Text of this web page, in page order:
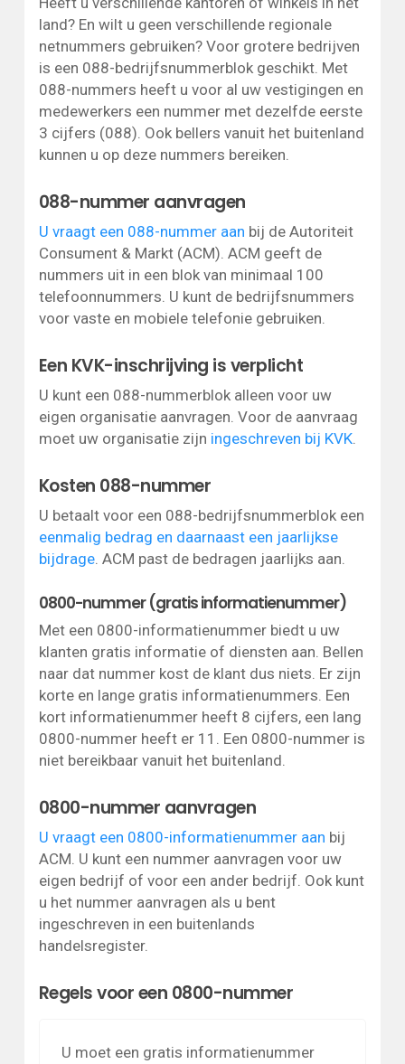
land? En wilt u geen verschillende regionale
netnummers gebruiken? Voor grotere bedrijven
is een 088-bedrijfsnummerblok geschikt. Met
088-nummers heeft u voor al uw vestigingen en
medewerkers een nummer met dezelfde eerste
3 cijfers (088). Ook bellers vanuit het buitenland
kunnen u op deze nummers bereiken.
088-nummer aanvragen
U vraagt een 088-nummer aan bij de Autoriteit
Consument & Markt (ACM). ACM geeft de
nummers uit in een blok van minimaal 100
telefoonnummers. U kunt de bedrijfsnummers
voor vaste en mobiele telefonie gebruiken.
Een KVK-inschrijving is verplicht
U kunt een 088-nummerblok alleen voor uw
eigen organisatie aanvragen. Voor de aanvraag
moet uw organisatie zijn ingeschreven bij KVK.
Kosten 088-nummer
U betaalt voor een 088-bedrijfsnummerblok een
eenmalig bedrag en daarnaast een jaarlijkse
bijdrage. ACM past de bedragen jaarlijks aan.
0800-nummer (gratis informatienummer)
Met een 0800-informatienummer biedt u uw
klanten gratis informatie of diensten aan. Bellen
naar dat nummer kost de klant dus niets. Er zijn
korte en lange gratis informatienummers. Een
kort informatienummer heeft 8 cijfers, een lang
0800-nummer heeft er 11. Een 0800-nummer is
niet bereikbaar vanuit het buitenland.
0800-nummer aanvragen
U vraagt een 0800-informatienummer aan bij
ACM. U kunt een nummer aanvragen voor uw
eigen bedrijf of voor een ander bedrijf. Ook kunt
u het nummer aanvragen als u bent
ingeschreven in een buitenlands
handelsregister.
Regels voor een 0800-nummer
U moet een gratis informatienummer